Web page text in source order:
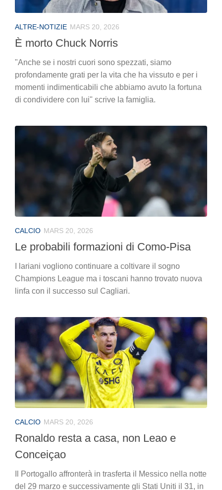
ALTRE-NOTIZIE MARS 20, 2026
È morto Chuck Norris
"Anche se i nostri cuori sono spezzati, siamo
profondamente grati per la vita che ha vissuto e per i
momenti indimenticabili che abbiamo avuto la fortuna
di condividere con lui" scrive la famiglia.
CALCIO MARS 20, 2026
Le probabili formazioni di Como-Pisa
I lariani vogliono continuare a coltivare il sogno
Champions League ma i toscani hanno trovato nuova
linfa con il successo sul Cagliari.
CALCIO MARS 20, 2026
Ronaldo resta a casa, non Leao e
Conceiçao
Il Portogallo affronterà in trasferta il Messico nella notte
del 29 marzo e successivamente gli Stati Uniti il 31, in